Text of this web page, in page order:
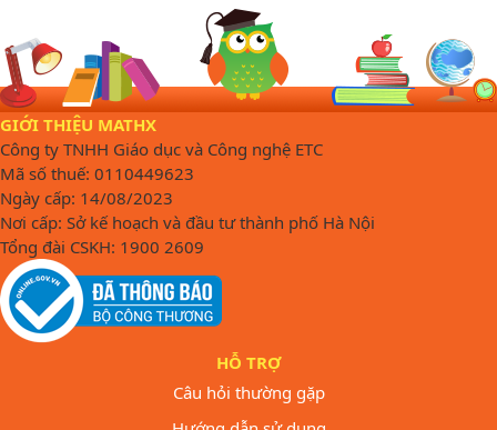
GIỚI THIỆU MATHX
Công ty TNHH Giáo dục và Công nghệ ETC
Mã số thuế: 0110449623
Ngày cấp: 14/08/2023
Nơi cấp: Sở kế hoạch và đầu tư thành phố Hà Nội
Tổng đài CSKH: 1900 2609
HỖ TRỢ
Câu hỏi thường gặp